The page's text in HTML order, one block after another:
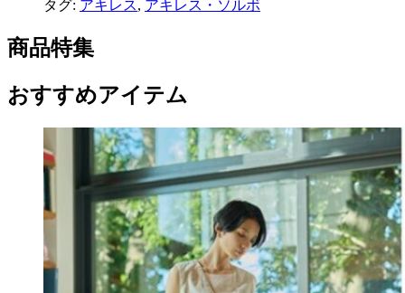
タグ: アキレス, アキレス・ソルボ
商品特集
おすすめアイテム